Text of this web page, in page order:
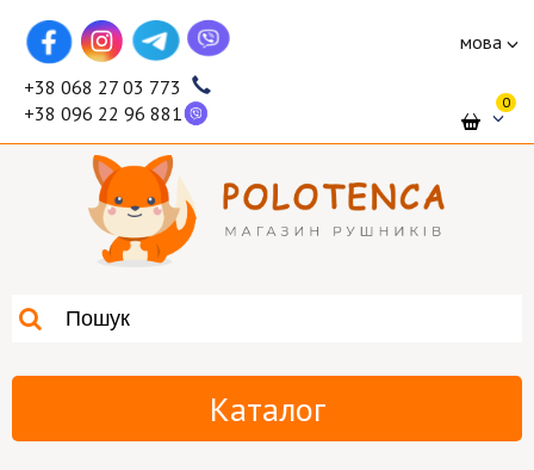
мова
+38 068 27 03 773
+38 096 22 96 881
0
Каталог